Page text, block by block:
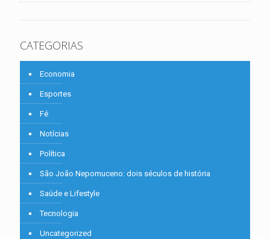
CATEGORIAS
Economia
Esportes
Fé
Notícias
Política
São João Nepomuceno: dois séculos de história
Saúde e Lifestyle
Tecnologia
Uncategorized